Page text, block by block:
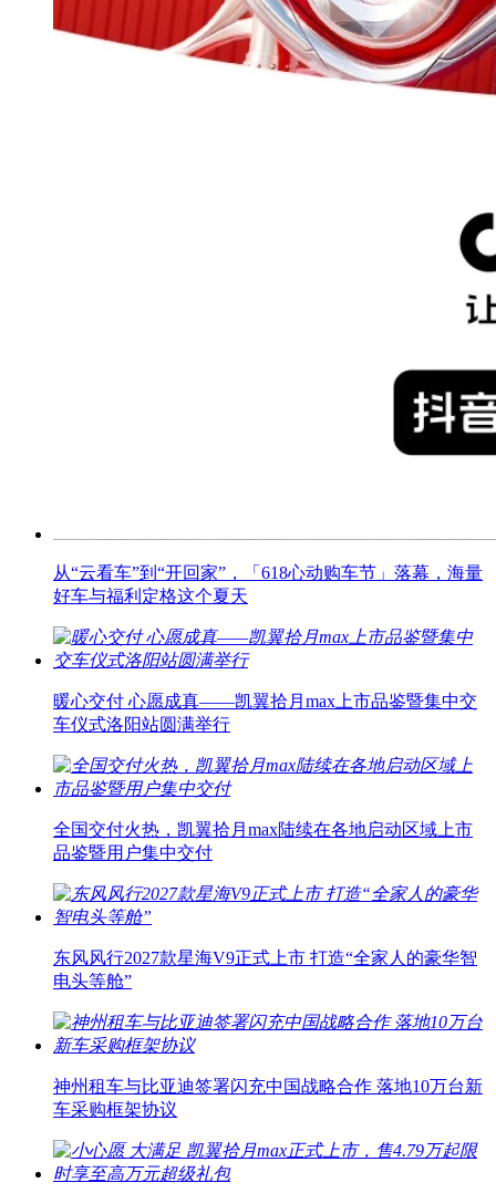
从“云看车”到“开回家”，「618心动购车节」落幕，海量
好车与福利定格这个夏天
暖心交付 心愿成真——凯翼拾月max上市品鉴暨集中交
车仪式洛阳站圆满举行
全国交付火热，凯翼拾月max陆续在各地启动区域上市
品鉴暨用户集中交付
东风风行2027款星海V9正式上市 打造“全家人的豪华智
电头等舱”
神州租车与比亚迪签署闪充中国战略合作 落地10万台新
车采购框架协议